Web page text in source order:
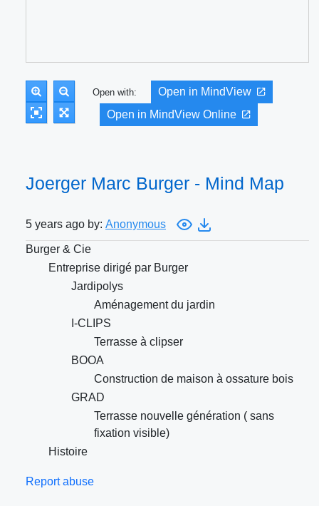
Open with:
Open in MindView
Open in MindView Online
Joerger Marc Burger - Mind Map
5 years ago by: Anonymous
Burger & Cie
Entreprise dirigé par Burger
Jardipolys
Aménagement du jardin
I-CLIPS
Terrasse à clipser
BOOA
Construction de maison à ossature bois
GRAD
Terrasse nouvelle génération ( sans
fixation visible)
Histoire
Report abuse